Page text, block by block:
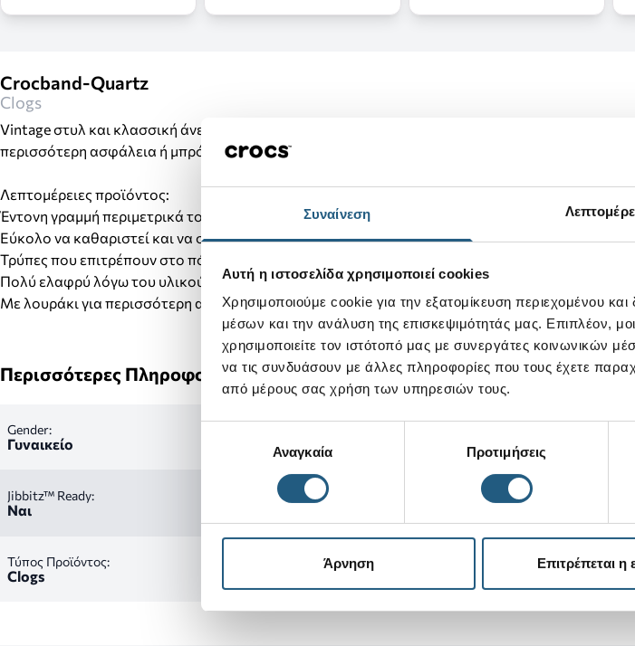
Συναίνεση
Αυτή η ιστοσελίδα χρησιμοποιεί cookies
Χρησιμοποιούμε cookie για την εξατομίκευση περιεχομένου
μέσων και την ανάλυση της επισκεψιμότητάς μας. Επιπλέον,
χρησιμοποιείτε τον ιστότοπό μας με συνεργάτες κοινωνικών
να τις συνδυάσουν με άλλες πληροφορίες που τους έχετε
από μέρους σας χρήση των υπηρεσιών τους.
συγκατάθεσηςΑναγκαία Προτιμήσεις
Άρνηση Επιτρέπεται η
Crocband-Quartz
Clogs
Vintage στυλ και κλασσική άνεση Crocs. Το Crocband clog είναι κατασκευασμένο από το
περισσότερη ασφάλεια ή μπρόστα πιο εύκολα. Πολύ ελαφρύ και ιδανικό για κάθε μέρα όλη
Λεπτομέρειες προϊόντος:
Έντονη γραμμή περιμετρικά του clog για αθλητικό look.
Εύκολο να καθαριστεί και να στεγνώσει.
Τρύπες που επιτρέπουν στο πόδι να αναπνέει.
Πολύ ελαφρύ λόγω του υλικού Croslite™.
Με λουράκι για περισσότερη ασφάλεια.
Περισσότερες Πληροφορίες
Gender:
Γυναικείο
Jibbitz™ Ready:
Ναι
Τύπος Προϊόντος:
Clogs